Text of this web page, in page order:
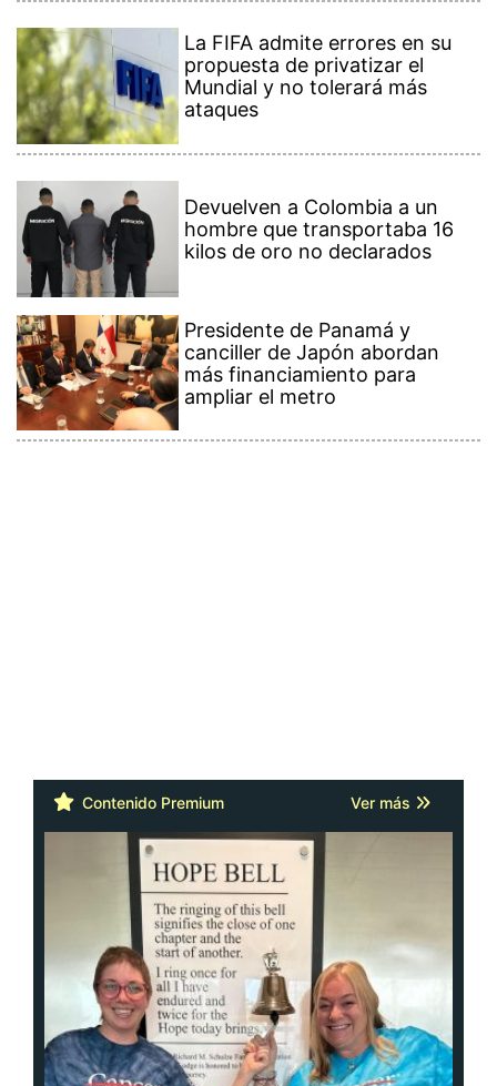
La FIFA admite errores en su
propuesta de privatizar el
Mundial y no tolerará más
ataques
Devuelven a Colombia a un
hombre que transportaba 16
kilos de oro no declarados
Presidente de Panamá y
canciller de Japón abordan
más financiamiento para
ampliar el metro
Contenido Premium Ver más